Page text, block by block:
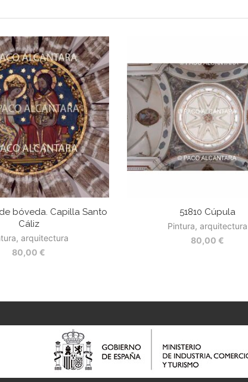
bóveda. Capilla Santo
Cáliz
arquitectura
80,00 €
51810 Cúpula
Pintura, arquitectura
80,00 €